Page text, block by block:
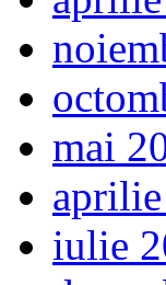
mai
aprilie
iulie